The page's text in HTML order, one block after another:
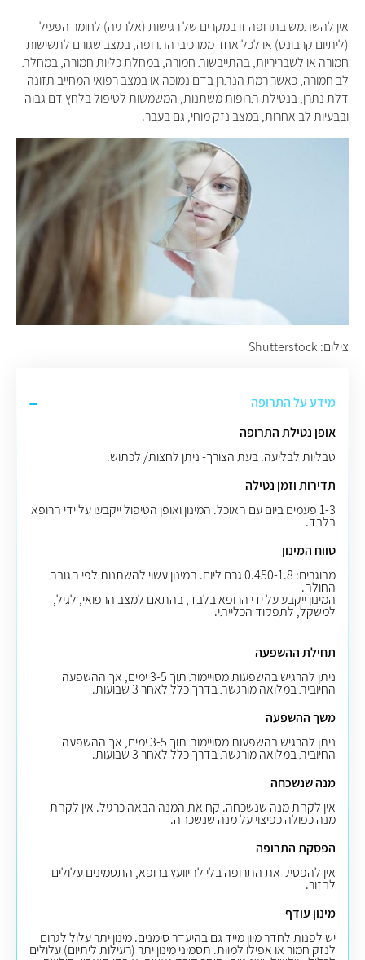
אין להשתמש בתרופה זו במקרים של רגישות (אלרגיה) לחומר הפעיל
(ליתיום קרבונט) או לכל אחד ממרכיבי התרופה, במצב שגורם לתשישות
חמורה או לשבריריות, בהתייבשות חמורה, במחלת כליות חמורה, במחלת
לב חמורה, כאשר רמת הנתרן בדם נמוכה או במצב רפואי המחייב תזונה
דלת נתרן, בנטילת תרופות משתנות, המשמשות לטיפול בלחץ דם גבוה
ובבעיות לב אחרות, במצב נזק מוחי, גם בעבר.
צילום: Shutterstock
מידע על התרופה
אופן נטילת התרופה
טבליות לבליעה.בעת הצורך- ניתן לחצות/ לכתוש.
תדירות וזמן נטילה
1-3פעמים ביום עם האוכל. המינון ואופן הטיפול ייקבעו על ידי הרופא
בלבד.
טווח המינון
מבוגרים: 0.450-1.8 גרם ליום. המינון עשוי להשתנות לפי תגובת
החולה.
המינון ייקבע על ידי הרופא בלבד, בהתאם למצב הרפואי, לגיל,
למשקל, לתפקוד הכלייתי.
תחילת ההשפעה
ניתן להרגיש בהשפעות מסויימות תוך 3-5 ימים, אך ההשפעה
החיובית במלואה מורגשת בדרך כלל לאחר 3 שבועות.
משך ההשפעה
ניתן להרגיש בהשפעות מסויימות תוך 3-5 ימים, אך ההשפעה
החיובית במלואה מורגשת בדרך כלל לאחר 3 שבועות.
מנה שנשכחה
אין לקחת מנה שנשכחה. קח את המנה הבאה כרגיל. אין לקחת
מנה כפולה כפיצוי על מנה שנשכחה.
הפסקת התרופה
אין להפסיק את התרופה בלי להיוועץ ברופא, התסמינים עלולים
לחזור.
מינון עודף
יש לפנות לחדר מיון מייד גם בהיעדר סימנים. מינון יתר עלול לגרום
לנזק חמור או אפילו למוות. תסמיני מינון יתר (רעילות ליתיום) עלולים